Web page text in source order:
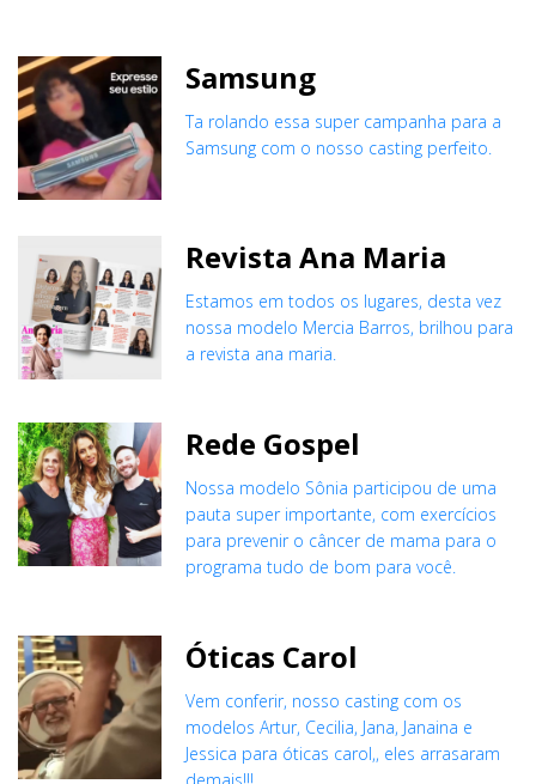
Samsung
Ta rolando essa super campanha para a
Samsung com o nosso casting perfeito.
Revista Ana Maria
Estamos em todos os lugares, desta vez
nossa modelo Mercia Barros, brilhou para
a revista ana maria.
Rede Gospel
Nossa modelo Sônia participou de uma
pauta super importante, com exercícios
para prevenir o câncer de mama para o
programa tudo de bom para você.
Óticas Carol
Vem conferir, nosso casting com os
modelos Artur, Cecilia, Jana, Janaina e
Jessica para óticas carol,, eles arrasaram